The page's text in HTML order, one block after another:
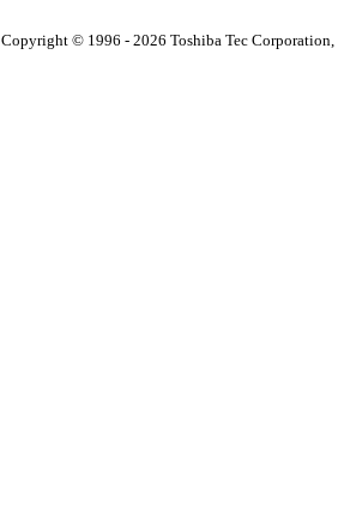
Copyright © 1996 - 2026 Toshiba Tec Corporation,